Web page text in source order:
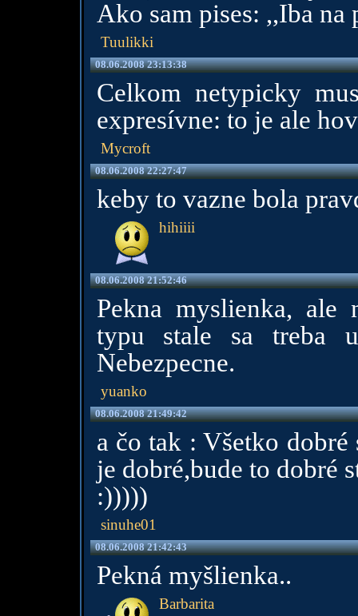
Ako sam pises: ,,Iba na
Tuulikki
08.06.2008 23:13:38
Celkom netypicky
expresívne: to je ale
Mycroft
08.06.2008 22:27:47
keby to vazne bola
hihiiii
08.06.2008 21:52:46
Pekna myslienka, ale
typu stale sa treba
Nebezpecne.
yuanko
08.06.2008 21:49:42
a čo tak : Všetko
je dobré,bude to dobré
:)))))
sinuhe01
08.06.2008 21:42:43
Pekná myšlienka..
Barbarita